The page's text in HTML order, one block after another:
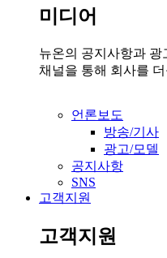
미디어
뉴온의 공지사항과 광
채널을 통해 회사를
언론보도
방송/기사
광고/모델
공지사항
SNS
고객지원
고객지원